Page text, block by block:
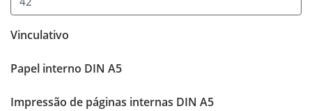
Vinculativo
Papel interno DIN A5
Impressão de páginas internas DIN A5